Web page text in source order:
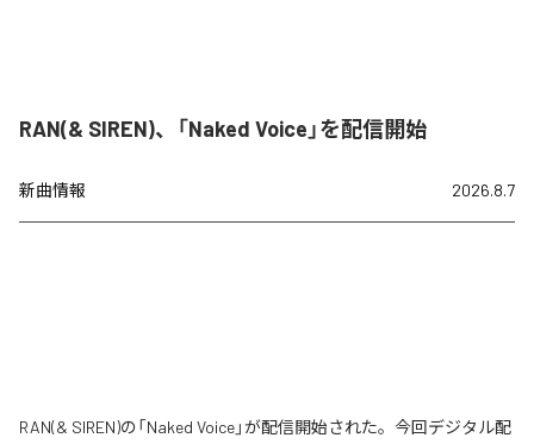
RAN(& SIREN)、「Naked Voice」を配信開始
新曲情報 2026.8.7
RAN(& SIREN)の「Naked Voice」が配信開始された。今回デジタル配